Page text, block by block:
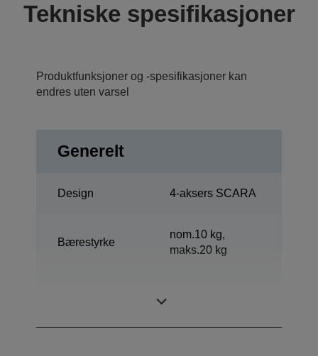
Tekniske spesifikasjoner
Produktfunksjoner og -spesifikasjoner kan
endres uten varsel
Generelt
Design 4-aksers SCARA
Bærestyrke
nom.10 kg,
maks.20 kg